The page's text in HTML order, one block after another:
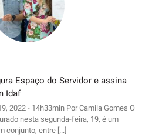
Espaço do Servidor e assina
Idaf
2022 - 14h33min Por Camila Gomes O
nesta segunda-feira, 19, é um
conjunto, entre [...]